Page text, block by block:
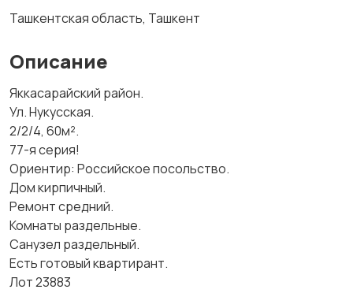
Ташкентская область, Ташкент
Описание
Яккасарайский район.
Ул. Нукусская.
2/2/4, 60м².
77-я серия!
Ориентир: Российское посольство.
Дом кирпичный.
Ремонт средний.
Комнаты раздельные.
Санузел раздельный.
Есть готовый квартирант.
Лот 23883